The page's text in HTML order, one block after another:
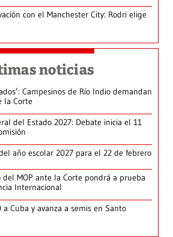
con el Manchester City: Rodri elige
noticias
Campesinos de Río Indio demandan
la Corte
del Estado 2027: Debate inicia el 11
año escolar 2027 para el 22 de febrero
del MOP ante la Corte pondrá a prueba
Internacional
a Cuba y avanza a semis en Santo